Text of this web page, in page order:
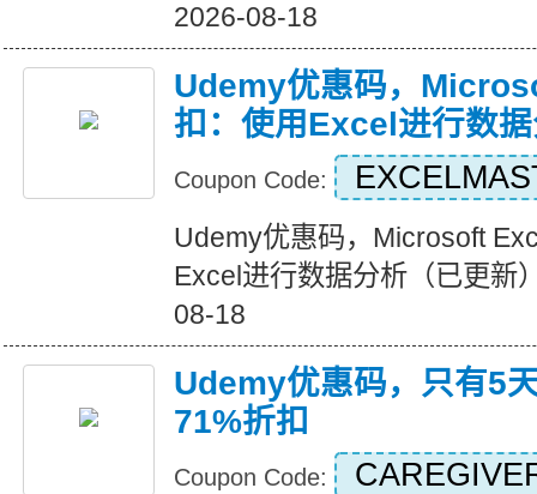
2026-08-18
Udemy优惠码，
扣：使用Excel进行数
Coupon Code:
Udemy优惠码，Microsoft
Excel进行数据分析（已更新
08-18
Udemy优惠码，只有5
71%折扣
Coupon Code: